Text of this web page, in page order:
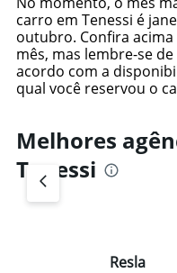
carro em Tenessi é
outubro. Confira
mês, mas lembre-se
acordo com a
qual você reservou o
Melhores
Tenessi
Resla